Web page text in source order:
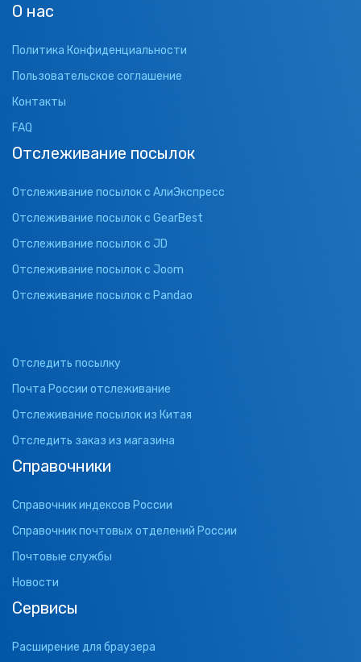
О нас
Политика Конфиденциальности
Пользовательское соглашение
Контакты
FAQ
Отслеживание посылок
Отслеживание посылок с АлиЭкспресс
Отслеживание посылок с GearBest
Отслеживание посылок с JD
Отслеживание посылок с Joom
Отслеживание посылок с Pandao
Отследить посылку
Почта России отслеживание
Отслеживание посылок из Китая
Отследить заказ из магазина
Справочники
Справочник индексов России
Справочник почтовых отделений России
Почтовые службы
Новости
Сервисы
Расширение для браузера